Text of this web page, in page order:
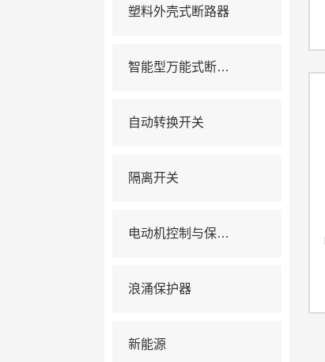
塑料外壳式断路器
智能型万能式断路器
自动转换开关
隔离开关
电动机控制与保护电器
浪涌保护器
新能源